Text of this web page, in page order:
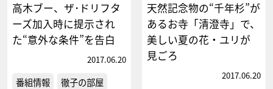
高木ブー、ザ･ドリフタ
ーズ加入時に提示され
た“意外な条件”を告白
2017.06.20
番組情報 徹子の部屋
天然記念物の“千年杉”が
あるお寺「清澄寺」で、
美しい夏の花・ユリが
見ごろ
2017.06.20